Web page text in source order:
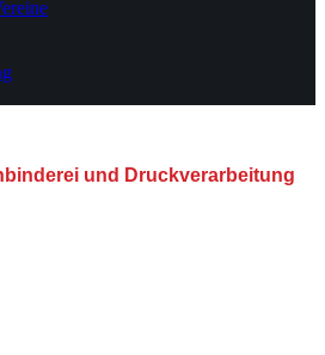
und Druckverarbeitung